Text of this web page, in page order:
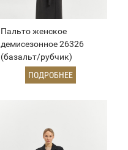
Пальто женское
демисезонное 26326
(базальт/рубчик)
ПОДРОБНЕЕ